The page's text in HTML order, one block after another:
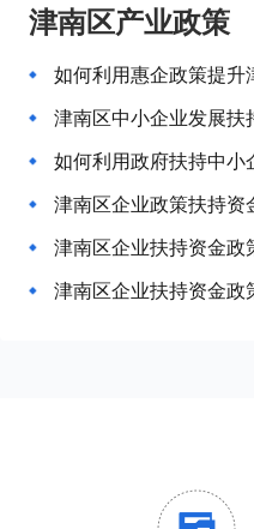
津南区产业政策
如何利用惠企政策提升
津南区中小企业发展扶
如何利用政府扶持中
津南区企业政策扶持资
津南区企业扶持资金政
津南区企业扶持资金政